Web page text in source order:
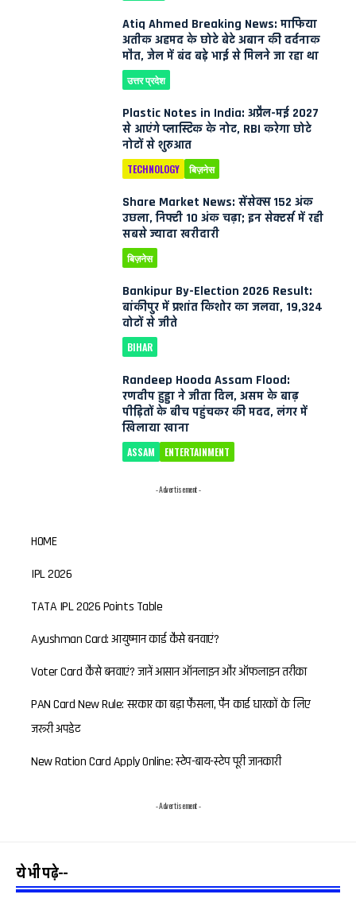
Atiq Ahmed Breaking News: माफिया
अतीक अहमद के छोटे बेटे अबान की दर्दनाक
मौत, जेल में बंद बड़े भाई से मिलने जा रहा था
उत्तर प्रदेश
Plastic Notes in India: अप्रैल-मई 2027
से आएंगे प्लास्टिक के नोट, RBI करेगा छोटे
नोटों से शुरुआत
TECHNOLOGY बिज़नेस
Share Market News: सेंसेक्स 152 अंक
उछला, निफ्टी 10 अंक चढ़ा; इन सेक्टर्स में रही
सबसे ज्यादा खरीदारी
बिज़नेस
Bankipur By-Election 2026 Result:
बांकीपुर में प्रशांत किशोर का जलवा, 19,324
वोटों से जीते
BIHAR
Randeep Hooda Assam Flood:
रणदीप हुड्डा ने जीता दिल, असम के बाढ़
पीड़ितों के बीच पहुंचकर की मदद, लंगर में
खिलाया खाना
ASSAM ENTERTAINMENT
- Advertisement -
HOME
IPL 2026
TATA IPL 2026 Points Table
Ayushman Card: आयुष्मान कार्ड कैसे बनवाएं?
Voter Card कैसे बनवाएं? जानें आसान ऑनलाइन और ऑफलाइन तरीका
PAN Card New Rule: सरकार का बड़ा फैसला, पैन कार्ड धारकों के लिए
जरूरी अपडेट
New Ration Card Apply Online: स्टेप-बाय-स्टेप पूरी जानकारी
- Advertisement -
ये भी पढ़े--